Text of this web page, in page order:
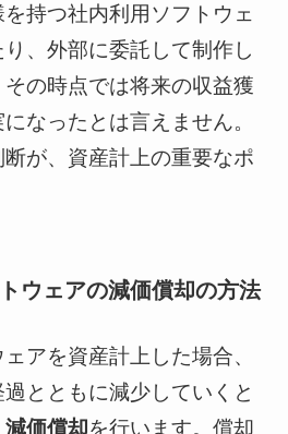
持つ社内利用ソフトウェ
、外部に委託して制作し
の時点では将来の収益獲
なったとは言えません。
が、資産計上の重要なポ
ウェアの減価償却の方法
アを資産計上した場合、
とともに減少していくと
減価償却を行います。償却